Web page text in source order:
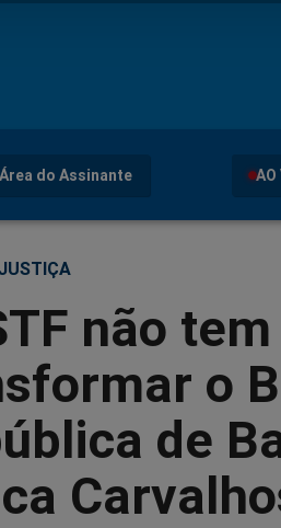
Área do Assinante AO
não
o
de